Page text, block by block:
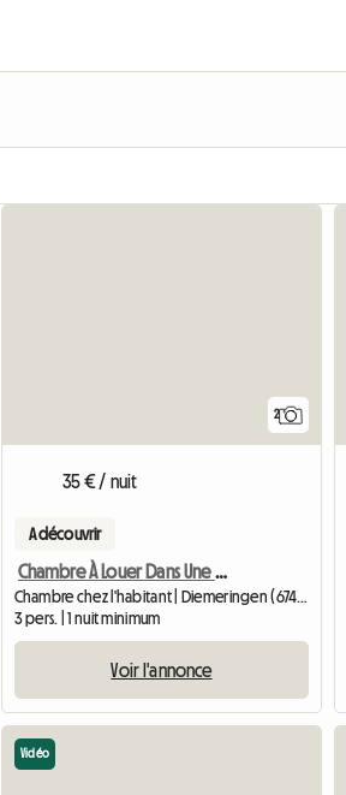
2
35 € / nuit
A découvrir
Chambre À Louer Dans Une Maison
Chambre chez l'habitant | Diemeringen (67430)
3 pers. | 1 nuit minimum
Voir l'annonce
Vidéo